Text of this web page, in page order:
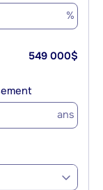
%
549 000$
ans